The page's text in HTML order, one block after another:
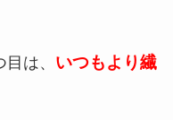
は、 いつもより繊